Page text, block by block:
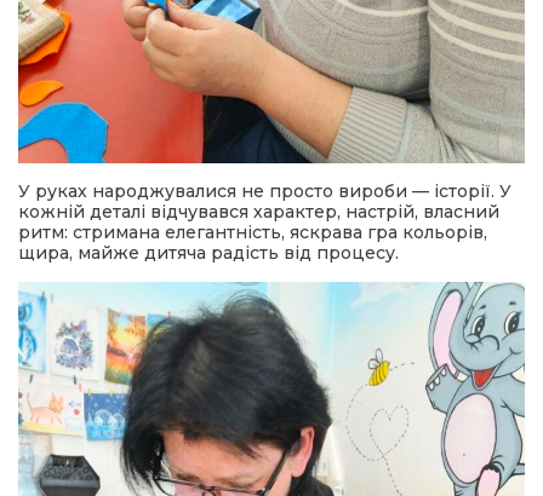
У руках народжувалися не просто вироби — історії. У
кожній деталі відчувався характер, настрій, власний
ритм: стримана елегантність, яскрава гра кольорів,
щира, майже дитяча радість від процесу.